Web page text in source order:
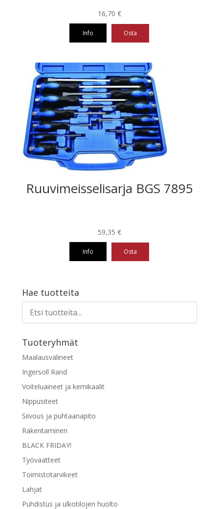
16,70 €
Info Osta
Ruuvimeisselisarja BGS 7895
59,35 €
Info Osta
Hae tuotteita
Tuoteryhmät
Maalausvälineet
Ingersoll Rand
Voiteluaineet ja kemikaalit
Nippusiteet
Siivous ja puhtaanapito
Rakentaminen
BLACK FRIDAY!
Työvaatteet
Toimistotarvikeet
Lahjat
Puhdistus ja ulkotilojen huolto